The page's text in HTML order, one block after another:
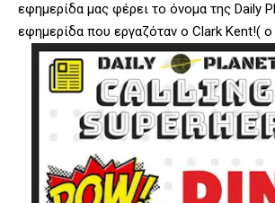
εφημερίδα μας φέρει το όνομα της Daily
εφημερίδα που εργαζόταν ο Clark Kent!( ο